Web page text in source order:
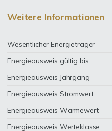
Weitere Informationen
Wesentlicher Energieträger
Energieausweis gültig bis
Energieausweis Jahrgang
Energieausweis Stromwert
Energieausweis Wärmewert
Energieausweis Werteklasse